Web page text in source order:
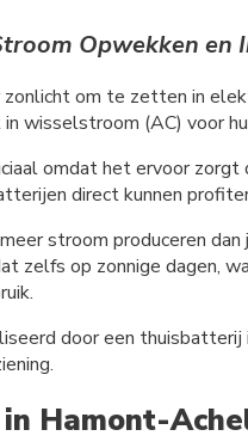
Opwekken
zonlicht om te zetten in
wisselstroom (AC) voor
omdat het ervoor
direct kunnen
stroom produceren
zelfs op zonnige dagen,
door een
Hamont-